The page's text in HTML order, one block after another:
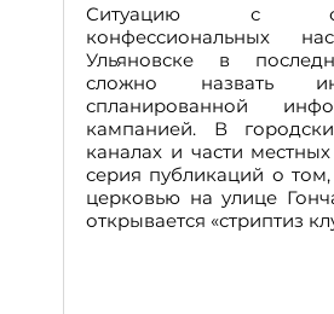
Ситуацию с
конфессиональных
Ульяновске в
сложно назвать
спланированной
кампанией. В
каналах и части
серия публикаций о
церковью на улице
открывается «стриптиз